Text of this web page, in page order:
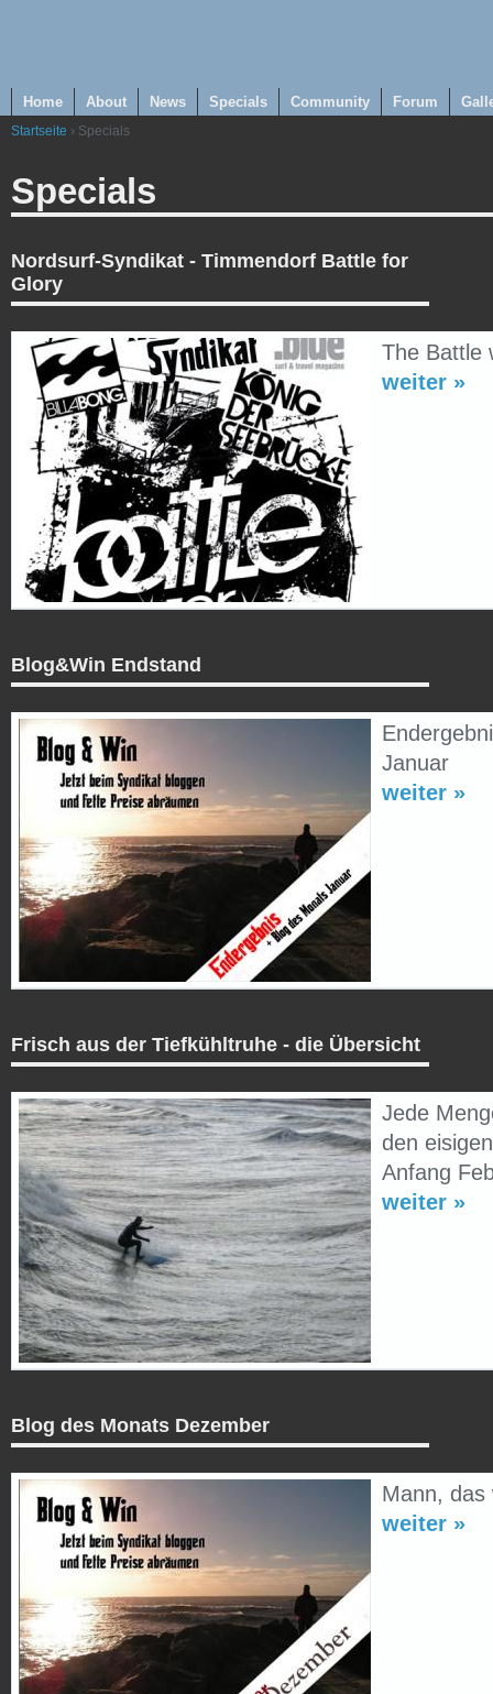
Home About News Specials Community Forum
Startseite › Specials
Specials
Nordsurf-Syndikat - Timmendorf Battle for
Glory
The Battle
weiter »
Blog&Win Endstand
Januar
weiter »
Frisch aus der Tiefkühltruhe - die Übersicht
Jede
den
Anfang
weiter »
Blog des Monats Dezember
Mann, das
weiter »